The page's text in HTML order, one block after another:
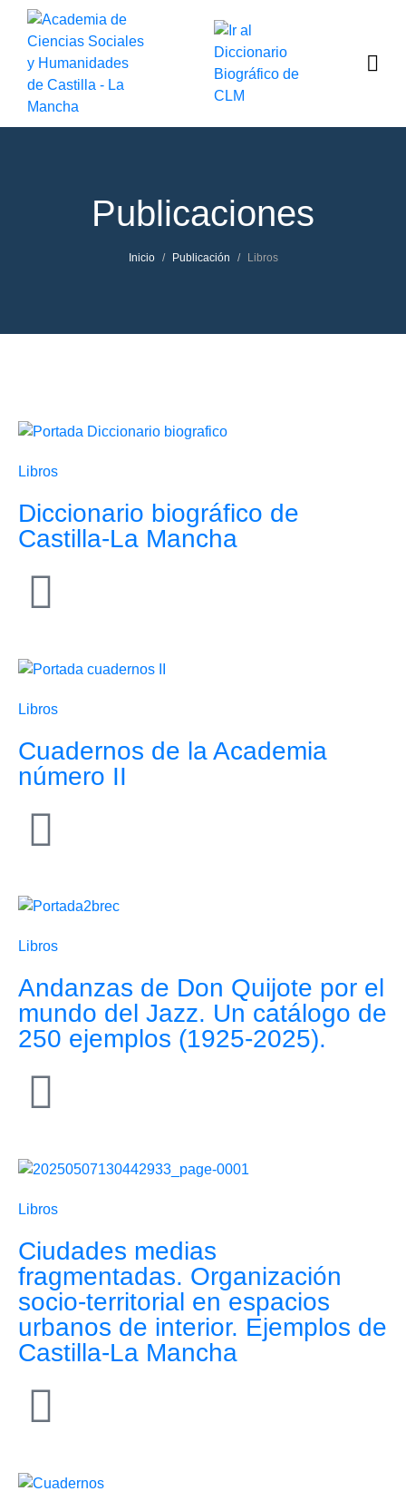
Publicaciones
Inicio Publicación Libros
Libros
Diccionario biográfico de
Castilla-La Mancha
Libros
Cuadernos de la Academia
número II
Libros
Andanzas de Don Quijote por el
mundo del Jazz. Un catálogo de
250 ejemplos (1925-2025).
Libros
Ciudades medias
fragmentadas. Organización
socio-territorial en espacios
urbanos de interior. Ejemplos de
Castilla-La Mancha